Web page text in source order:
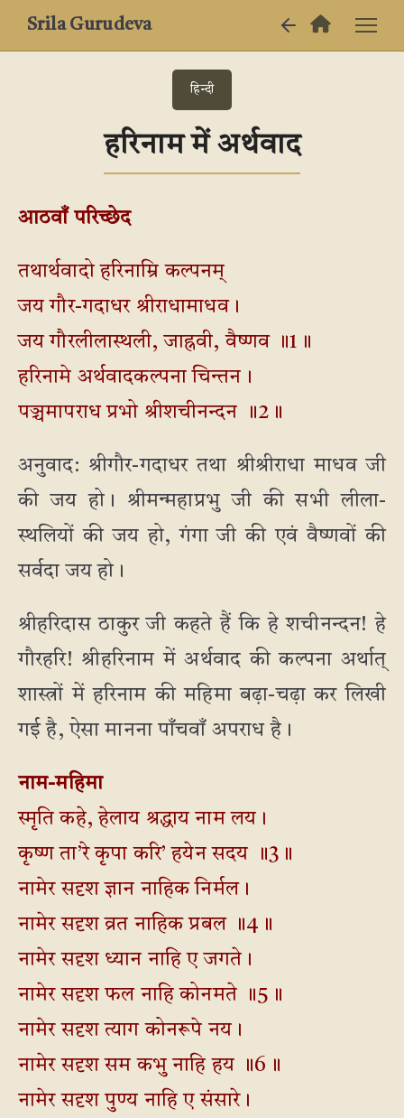
Srila Gurudeva
हिन्दी
हरिनाम में अर्थवाद
आठवाँ परिच्छेद
तथार्थवादो हरिनाम्रि कल्पनम्
जय गौर-गदाधर श्रीराधामाधव।
जय गौरलीलास्थली, जाह्नवी, वैष्णव ॥1॥
हरिनामे अर्थवादकल्पना चिन्तन।
पञ्चमापराध प्रभो श्रीशचीनन्दन ॥2॥
अनुवाद: श्रीगौर-गदाधर तथा श्रीश्रीराधा माधव जी
की जय हो। श्रीमन्महाप्रभु जी की सभी लीला-
स्थलियों की जय हो, गंगा जी की एवं वैष्णवों की
सर्वदा जय हो।
श्रीहरिदास ठाकुर जी कहते हैं कि हे शचीनन्दन! हे
गौरहरि! श्रीहरिनाम में अर्थवाद की कल्पना अर्थात्
शास्त्रों में हरिनाम की महिमा बढ़ा-चढ़ा कर लिखी
गई है, ऐसा मानना पाँचवाँ अपराध है।
नाम-महिमा
स्मृति कहे, हेलाय श्रद्धाय नाम लय।
कृष्ण ता’रे कृपा करि’ हयेन सदय ॥3॥
नामेर सदृश ज्ञान नाहिक निर्मल।
नामेर सदृश व्रत नाहिक प्रबल ॥4॥
नामेर सदृश ध्यान नाहि ए जगते।
नामेर सदृश फल नाहि कोनमते ॥5॥
नामेर सदृश त्याग कोनरूपे नय।
नामेर सदृश सम कभु नाहि हय ॥6॥
नामेर सदृश पुण्य नाहि ए संसारे।